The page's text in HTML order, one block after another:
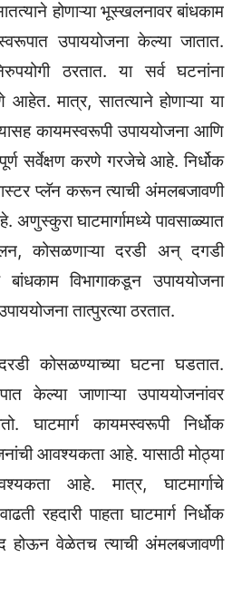
होणाऱ्या भूस्खलनावर बांधकाम
उपाययोजना केल्या जातात.
ठरतात. या सर्व घटनांना
आहेत. मात्र, सातत्याने होणाऱ्या या
कायमस्वरूपी उपाययोजना आणि
सर्वेक्षण करणे गरजेचे आहे. निर्धोक
प्लॅन करून त्याची अंमलबजावणी
घाटमार्गामध्ये पावसाळ्यात
कोसळणाऱ्या दरडी अन् दगडी
बांधकाम विभागाकडून उपाययोजना
तात्पुरत्या ठरतात.
कोसळण्याच्या घटना घडतात.
केल्या जाणाऱ्या उपाययोजनांवर
घाटमार्ग कायमस्वरूपी निर्धोक
आवश्यकता आहे. यासाठी मोठ्या
आहे. मात्र, घाटमार्गाचे
रहदारी पाहता घाटमार्ग निर्धोक
होऊन वेळेतच त्याची अंमलबजावणी